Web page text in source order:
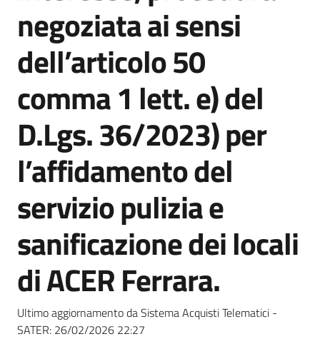
Piattaforme
telematiche
English
Seguici
su
negoziata ai sensi
dell’articolo 50
comma 1 lett. e) del
D.Lgs. 36/2023) per
l’affidamento del
servizio pulizia e
sanificazione dei locali
di ACER Ferrara.
Ultimo aggiornamento da Sistema Acquisti Telematici -
SATER: 26/02/2026 22:27